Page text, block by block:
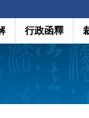
行政函釋